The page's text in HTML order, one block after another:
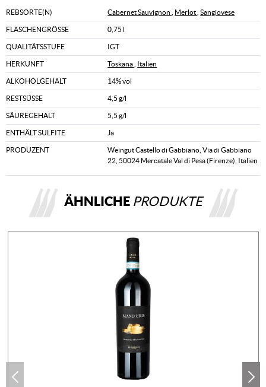
REBSORTE(N) Cabernet Sauvignon Merlot ,Sangiovese
FLASCHENGRÖSSE 0,75 l
QUALITÄTSSTUFE IGT
HERKUNFT Toskana Italien
ALKOHOLGEHALT 14% vol
RESTSÜSSE 4,5 g/l
SÄUREGEHALT 5,5 g/l
ENTHÄLT SULFITE Ja
PRODUZENT
Weingut Castello di Gabbiano, Via di Gabbiano
22, 50024 Mercatale Val di Pesa (Firenze), Italien
ÄHNLICHE PRODUKTE